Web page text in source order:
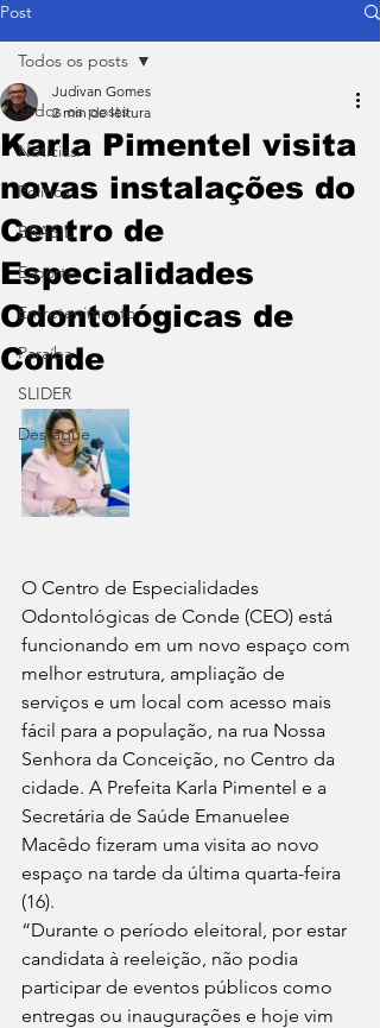
Post
Todos os posts
Notícias
Política
BRASIL
Esporte
Entretenimento
Paraíba
SLIDER
Destaque
Todos os posts
Karla Pimentel visita
novas instalações do
Centro de
Especialidades
Odontológicas de
Conde
Judivan Gomes
2 min de leitura
O Centro de Especialidades
Odontológicas de Conde (CEO) está
funcionando em um novo espaço com
melhor estrutura, ampliação de
serviços e um local com acesso mais
fácil para a população, na rua Nossa
Senhora da Conceição, no Centro da
cidade. A Prefeita Karla Pimentel e a
Secretária de Saúde Emanuelee
Macêdo fizeram uma visita ao novo
espaço na tarde da última quarta-feira
(16).
“Durante o período eleitoral, por estar
candidata à reeleição, não podia
participar de eventos públicos como
entregas ou inaugurações e hoje vim